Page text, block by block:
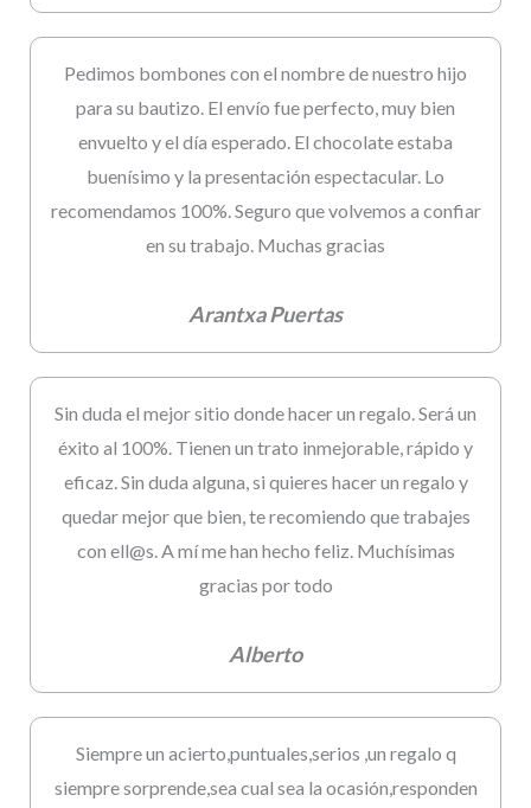
Pedimos bombones con el nombre de nuestro hijo
para su bautizo. El envío fue perfecto, muy bien
envuelto y el día esperado. El chocolate estaba
buenísimo y la presentación espectacular. Lo
recomendamos 100%. Seguro que volvemos a confiar
en su trabajo. Muchas gracias
Arantxa Puertas
Sin duda el mejor sitio donde hacer un regalo. Será un
éxito al 100%. Tienen un trato inmejorable, rápido y
eficaz. Sin duda alguna, si quieres hacer un regalo y
quedar mejor que bien, te recomiendo que trabajes
con ell@s. A mí me han hecho feliz. Muchísimas
gracias por todo
Alberto
Siempre un acierto,puntuales,serios ,un regalo q
siempre sorprende,sea cual sea la ocasión,responden